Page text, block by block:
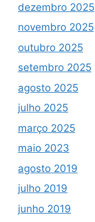
dezembro 2025
novembro 2025
outubro 2025
setembro 2025
agosto 2025
julho 2025
março 2025
maio 2023
agosto 2019
julho 2019
junho 2019